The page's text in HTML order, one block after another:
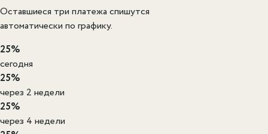
Оставшиеся три платежа спишутся
автоматически по графику.
25%
сегодня
25%
через 2 недели
25%
через 4 недели